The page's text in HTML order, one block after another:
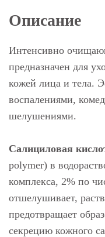
Описание
Интенсивно
предназначен для
кожей лица и тела.
воспалениями,
шелушениями.
Салициловая
polymer) в
комплекса, 2% по
отшелушивает,
предотвращает
секрецию кожного